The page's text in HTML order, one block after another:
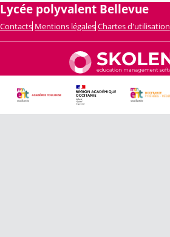
Lycée polyvalent Bellevue
Contacts Mentions légales Chartes d'utilisation